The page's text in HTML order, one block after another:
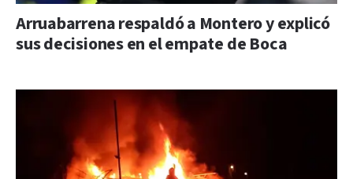
Arruabarrena respaldó a Montero y explicó
sus decisiones en el empate de Boca